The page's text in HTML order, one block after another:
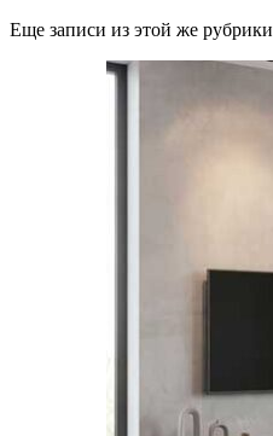
Еще записи из этой же рубрики